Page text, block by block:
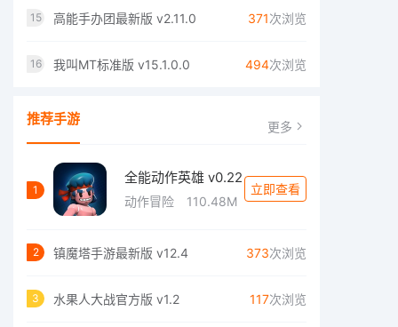
15 高能手办团最新版 v2.11.0 371次浏览
16 我叫MT标准版 v15.1.0.0 494次浏览
推荐手游 更多
1
全能动作英雄 v0.22
动作冒险 110.48M
立即查看
2 镇魔塔手游最新版 v12.4 373次浏览
3 水果人大战官方版 v1.2 117次浏览